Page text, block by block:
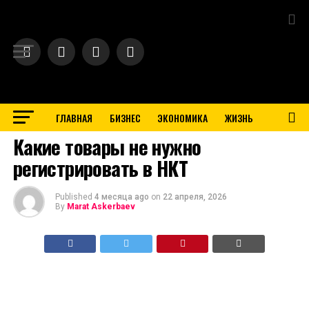
ГЛАВНАЯ БИЗНЕС ЭКОНОМИКА ЖИЗНЬ
BUSINESS
Какие товары не нужно
регистрировать в НКТ
Published 4 месяца ago on 22 апреля, 2026
By Marat Askerbaev